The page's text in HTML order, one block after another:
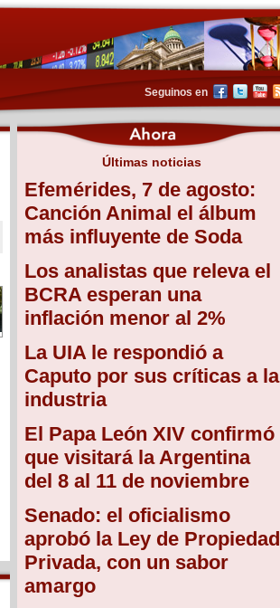
Seguinos en
Últimas noticias
Efemérides, 7 de agosto:
Canción Animal el álbum
más influyente de Soda
Los analistas que releva el
BCRA esperan una
inflación menor al 2%
La UIA le respondió a
Caputo por sus críticas a la
industria
El Papa León XIV confirmó
que visitará la Argentina
del 8 al 11 de noviembre
Senado: el oficialismo
aprobó la Ley de Propiedad
Privada, con un sabor
amargo